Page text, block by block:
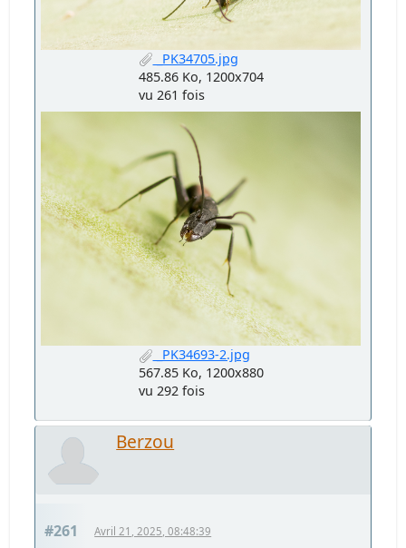
_PK34705.jpg
485.86 Ko, 1200x704
vu 261 fois
_PK34693-2.jpg
567.85 Ko, 1200x880
vu 292 fois
Berzou
#261 Avril 21, 2025, 08:48:39